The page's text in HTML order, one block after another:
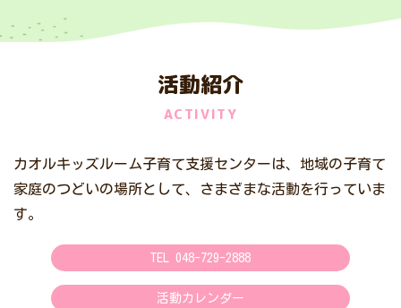
活動紹介
ACTIVITY
カオルキッズルーム子育て支援センターは、地域の子育て
家庭のつどいの場所として、さまざまな活動を行っていま
す。
TEL 048-729-2888
活動カレンダー